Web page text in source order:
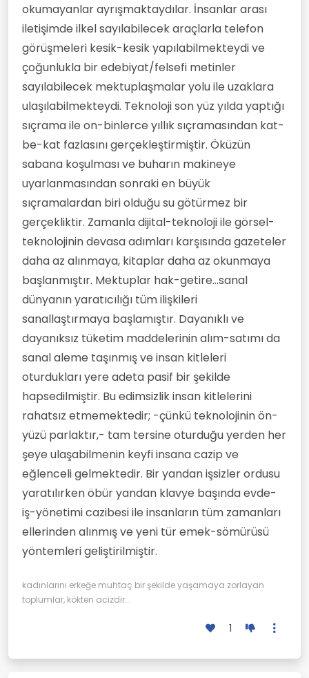
okumayanlar ayrışmaktaydılar. İnsanlar arası
iletişimde ilkel sayılabilecek araçlarla telefon
görüşmeleri kesik-kesik yapılabilmekteydi ve
çoğunlukla bir edebiyat/felsefi metinler
sayılabilecek mektuplaşmalar yolu ile uzaklara
ulaşılabilmekteydi. Teknoloji son yüz yılda yaptığı
sıçrama ile on-binlerce yıllık sıçramasından kat-
be-kat fazlasını gerçekleştirmiştir. Öküzün
sabana koşulması ve buharın makineye
uyarlanmasından sonraki en büyük
sıçramalardan biri olduğu su götürmez bir
gerçekliktir. Zamanla dijital-teknoloji ile görsel-
teknolojinin devasa adımları karşısında gazeteler
daha az alınmaya, kitaplar daha az okunmaya
başlanmıştır. Mektuplar hak-getire...sanal
dünyanın yaratıcılığı tüm ilişkileri
sanallaştırmaya başlamıştır. Dayanıklı ve
dayanıksız tüketim maddelerinin alım-satımı da
sanal aleme taşınmış ve insan kitleleri
oturdukları yere adeta pasif bir şekilde
hapsedilmiştir. Bu edimsizlik insan kitlelerini
rahatsız etmemektedir; -çünkü teknolojinin ön-
yüzü parlaktır,- tam tersine oturduğu yerden her
şeye ulaşabilmenin keyfi insana cazip ve
eğlenceli gelmektedir. Bir yandan işsizler ordusu
yaratılırken öbür yandan klavye başında evde-
iş-yönetimi cazibesi ile insanların tüm zamanları
ellerinden alınmış ve yeni tür emek-sömürüsü
yöntemleri geliştirilmiştir.
kadınlarını erkeğe muhtaç bir şekilde yaşamaya zorlayan
toplumlar, kökten acizdir...
1